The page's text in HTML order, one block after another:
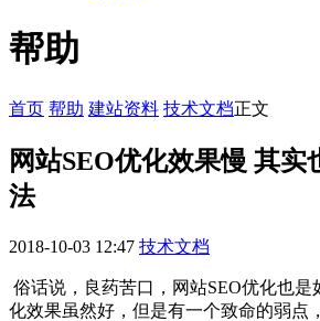
帮助
首页 帮助 建站资料 技术文档正文
网站SEO优化效果慢 其实
法
2018-10-03 12:47 技术文档
俗话说，良药苦口，网站SEO优化也是
化效果虽然好，但是有一个致命的弱点